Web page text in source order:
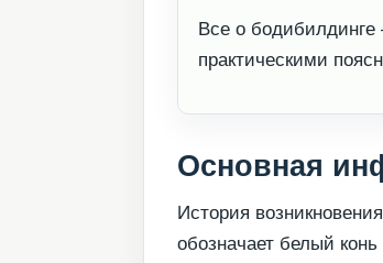
Все о бодибилдинге
практическими
Основная
История
обозначает белый